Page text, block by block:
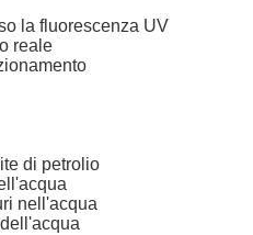
la fluorescenza UV
reale
di petrolio
nell'acqua